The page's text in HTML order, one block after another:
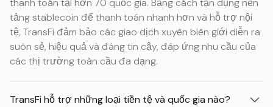
tảng stablecoin để thanh toán nhanh hơn và hỗ trợ nội
tệ, TransFi đảm bảo các giao dịch xuyên biên giới diễn ra
suôn sẻ, hiệu quả và đáng tin cậy, đáp ứng nhu cầu của
các thị trường toàn cầu đa dạng.
TransFi hỗ trợ những loại tiền tệ và quốc gia nào?